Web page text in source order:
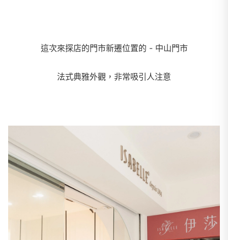
這次來探店的門市新遷位置的 - 中山門市
法式典雅外觀，非常吸引人注意